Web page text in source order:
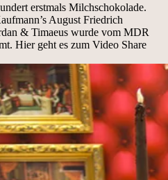
erstmals Milchschokolade.
August Friedrich
& Timaeus wurde vom MDR
Hier geht es zum Video Share